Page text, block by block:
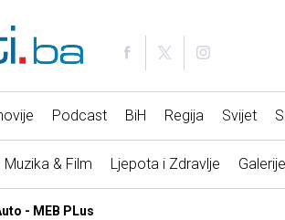
Podcast BiH Regija Svijet
Muzika & Film Ljepota i Zdravlje Galerije
- MEB PLus